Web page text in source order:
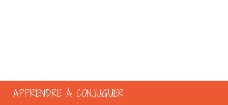
APPRENDRE À CONJUGUER